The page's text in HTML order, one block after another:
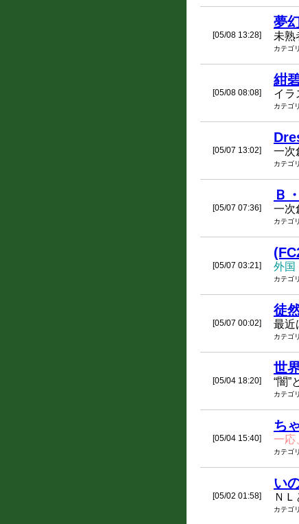
[05/08 13:28]
夢
未熟
カテゴリ
[05/08 08:08]
紺
イラ
カテゴリ
[05/07 13:02] 一次
カテゴリ
[05/07 07:36]
Ｂ
一次
カテゴリ
[05/07 03:21] 外国
カテゴリ
[05/07 00:02]
徒
最近
カテゴリ
[05/04 18:20]
世
“闇”
カテゴリ
[05/04 15:40]
ち
一応
カテゴリ
[05/02 01:58]
い
Ｎ
カテゴリ